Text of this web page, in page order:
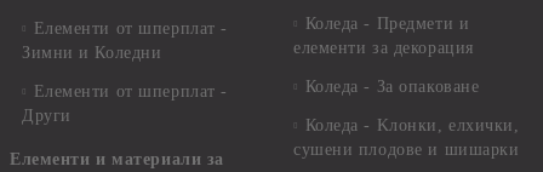
Елементи от шперплат -
Зимни и Коледни
Елементи от шперплат -
Други
Елементи и материали за
Коледа - Предмети и
елементи за декорация
Коледа - За опаковане
Коледа - Kлонки, елхички,
сушени плодове и шишарки